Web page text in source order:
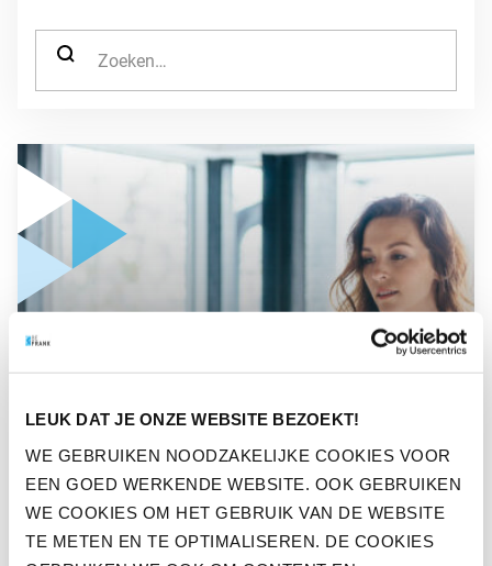
LEUK DAT JE ONZE WEBSITE BEZOEKT!
WE GEBRUIKEN NOODZAKELIJKE COOKIES VOOR
EEN GOED WERKENDE WEBSITE. OOK GEBRUIKEN
WE COOKIES OM HET GEBRUIK VAN DE WEBSITE
TE METEN EN TE OPTIMALISEREN. DE COOKIES
ZOEK NAAR:
GA NAAR “EÉN OP DE VIJF WERKENDE NEDERLANDERS
EÉN OP DE VIJF WERKENDE
NEDERLANDERS ZIET
INKOMEN DALEN DOOR
CORONACRISIS